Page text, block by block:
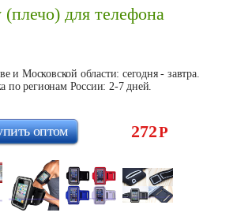
для телефона
и Московской области: сегодня - завтра.
по регионам России: 2-7 дней.
272Р
оптом